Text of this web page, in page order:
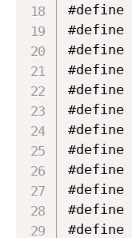
#define
#define
#define
#define
#define
#define
#define
#define
#define
#define
#define
#define